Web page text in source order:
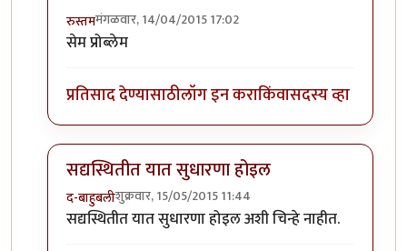
रुस्तममंगळवार, 14/04/2015 17:02
In reply to
सेम प्रोब्लेम
प्रतिसाद देण्यासाठीलॉग इन कराकिंवासदस्य व्हा
सद्यस्थितीत यात सुधारणा होइल
द-बाहुबलीशुक्रवार, 15/05/2015 11:44
In reply toजर प्रतिसाद खुप असतील (एकाbyमराठी_माणूस
सद्यस्थितीत यात सुधारणा होइल अशी चिन्हे नाहीत.